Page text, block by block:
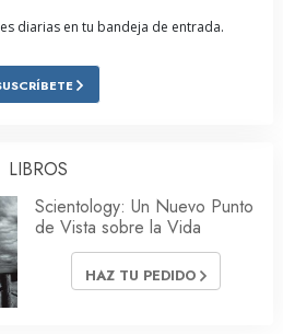
diarias en tu bandeja de entrada.
LIBROS
Scientology: Un Nuevo Punto
de Vista sobre la Vida
HAZ TU PEDIDO